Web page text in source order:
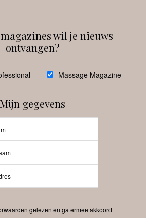
Pro.nl
wil je nieuws
ontvangen?
Massage Magazine
Mijn gegevens
gelezen en ga ermee akkoord